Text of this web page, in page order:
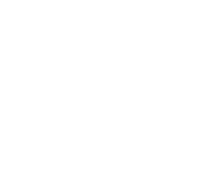
промышленности широко